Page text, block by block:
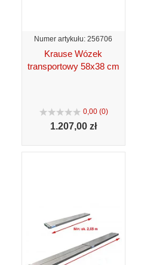
Numer artykułu: 256706
Krause Wózek
transportowy 58x38 cm
0,00 (0)
1.207,00 zł